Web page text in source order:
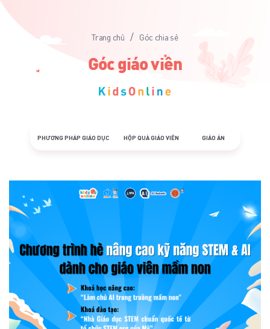
Trang chủ / Góc chia sẻ
Góc giáo viên
PHƯƠNG PHÁP GIÁO DỤC HỘP QUÀ GIÁO VIÊN GIÁO ÁN